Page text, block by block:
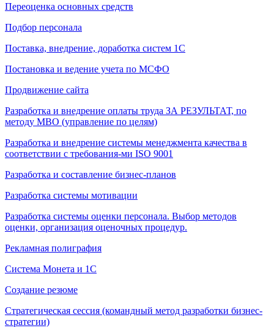
Переоценка основных средств
Подбор персонала
Поставка, внедрение, доработка систем 1С
Постановка и ведение учета по МСФО
Продвижение сайта
Разработка и внедрение оплаты труда ЗА РЕЗУЛЬТАТ, по
методу МВО (управление по целям)
Разработка и внедрение системы менеджмента качества в
соответствии с требования-ми ISO 9001
Разработка и составление бизнес-планов
Разработка системы мотивации
Разработка системы оценки персонала. Выбор методов
оценки, организация оценочных процедур.
Рекламная полиграфия
Система Монета и 1С
Создание резюме
Стратегическая сессия (командный метод разработки бизнес-
стратегии)